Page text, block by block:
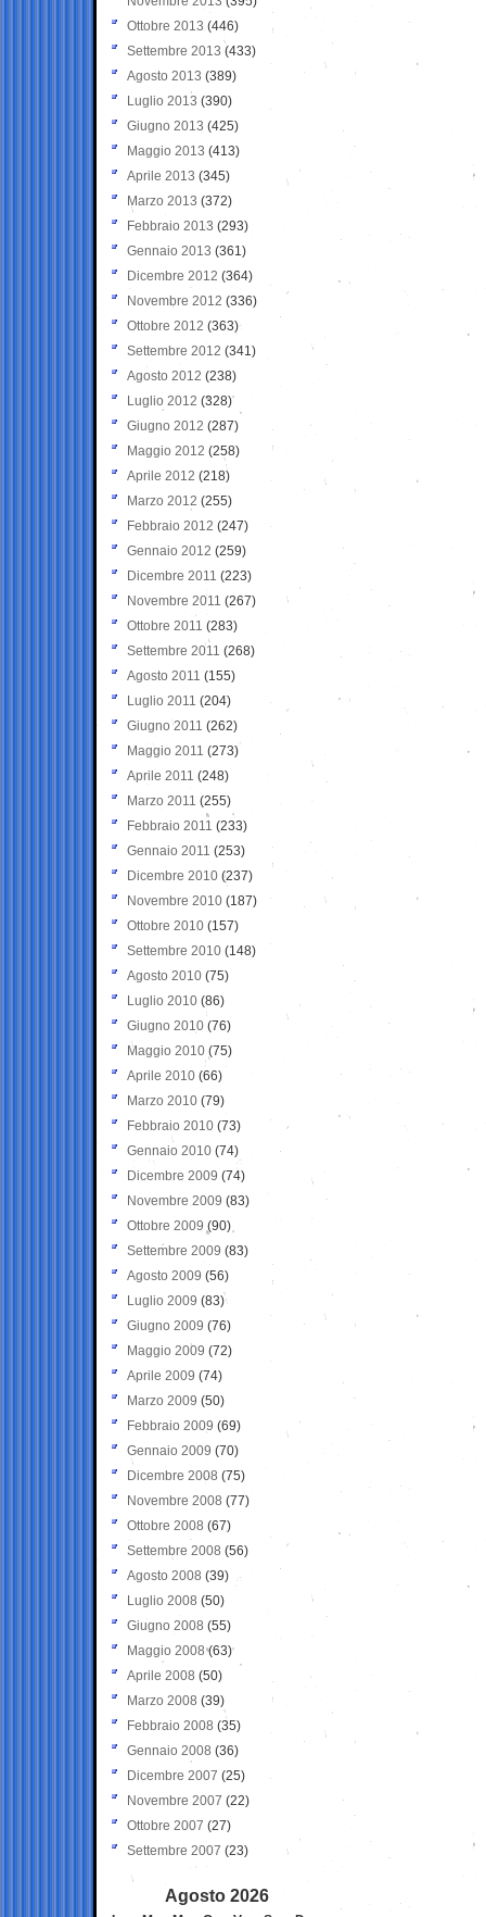
Ottobre 2013 (446)
Settembre 2013 (433)
Agosto 2013 (389)
Luglio 2013 (390)
Giugno 2013 (425)
Maggio 2013 (413)
Aprile 2013 (345)
Marzo 2013 (372)
Febbraio 2013 (293)
Gennaio 2013 (361)
Dicembre 2012 (364)
Novembre 2012 (336)
Ottobre 2012 (363)
Settembre 2012 (341)
Agosto 2012 (238)
Luglio 2012 (328)
Giugno 2012 (287)
Maggio 2012 (258)
Aprile 2012 (218)
Marzo 2012 (255)
Febbraio 2012 (247)
Gennaio 2012 (259)
Dicembre 2011 (223)
Novembre 2011 (267)
Ottobre 2011 (283)
Settembre 2011 (268)
Agosto 2011 (155)
Luglio 2011 (204)
Giugno 2011 (262)
Maggio 2011 (273)
Aprile 2011 (248)
Marzo 2011 (255)
Febbraio 2011 (233)
Gennaio 2011 (253)
Dicembre 2010 (237)
Novembre 2010 (187)
Ottobre 2010 (157)
Settembre 2010 (148)
Agosto 2010 (75)
Luglio 2010 (86)
Giugno 2010 (76)
Maggio 2010 (75)
Aprile 2010 (66)
Marzo 2010 (79)
Febbraio 2010 (73)
Gennaio 2010 (74)
Dicembre 2009 (74)
Novembre 2009 (83)
Ottobre 2009 (90)
Settembre 2009 (83)
Agosto 2009 (56)
Luglio 2009 (83)
Giugno 2009 (76)
Maggio 2009 (72)
Aprile 2009 (74)
Marzo 2009 (50)
Febbraio 2009 (69)
Gennaio 2009 (70)
Dicembre 2008 (75)
Novembre 2008 (77)
Ottobre 2008 (67)
Settembre 2008 (56)
Agosto 2008 (39)
Luglio 2008 (50)
Giugno 2008 (55)
Maggio 2008(63)
Aprile 2008 (50)
Marzo 2008 (39)
Febbraio 2008 (35)
Gennaio 2008 (36)
Dicembre 2007 (25)
Novembre 2007 (22)
Ottobre 2007 (27)
Settembre 2007 (23)
Agosto 2026